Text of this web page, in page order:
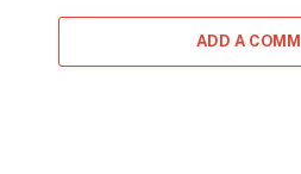
ADD A